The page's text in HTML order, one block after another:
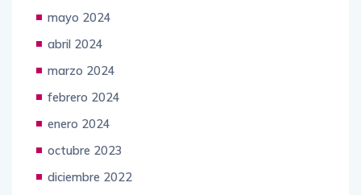
mayo 2024
abril 2024
marzo 2024
febrero 2024
enero 2024
octubre 2023
diciembre 2022